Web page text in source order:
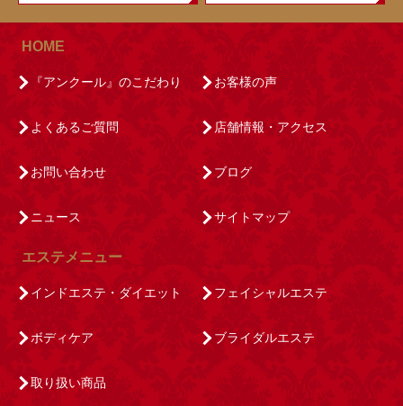
HOME
『アンクール』のこだわり お客様の声
よくあるご質問 店舗情報・アクセス
お問い合わせ ブログ
ニュース サイトマップ
エステメニュー
インドエステ・ダイエット フェイシャルエステ
ボディケア ブライダルエステ
取り扱い商品